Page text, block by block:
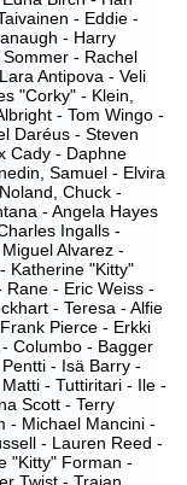
- Eddie -
- Harry
- Rachel
Antipova - Veli
"Corky" - Klein,
- Tom Wingo -
Daréus - Steven
Cady - Daphne
Samuel - Elvira
Chuck -
- Angela Hayes
Ingalls -
Alvarez -
Katherine "Kitty"
- Eric Weiss -
- Teresa - Alfie
Pierce - Erkki
Columbo - Bagger
- Isä Barry -
- Tuttiritari - Ile -
Scott - Terry
- Michael Mancini -
- Lauren Reed -
"Kitty" Forman -